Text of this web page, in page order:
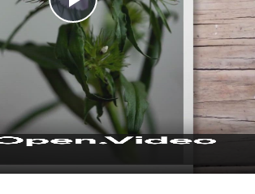
Play
Video